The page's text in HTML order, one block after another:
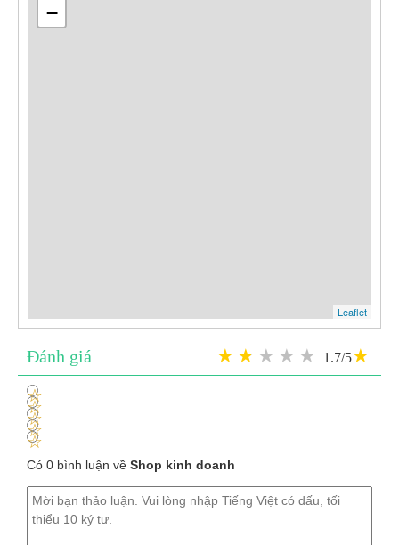
−
Leaflet
Đánh giá 1.7/5
1
2
3
4
5
Có 0 bình luận về Shop kinh doanh